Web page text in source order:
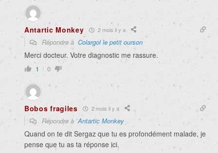
Antartic Monkey 2 mois il y a
Répondre à Colargol le petit ourson
Merci docteur. Votre diagnostic me rassure.
1 0
Bobos fragiles 2 mois il y a
Répondre àAntartic Monkey
Quand on te dit Sergaz que tu es profondément malade, je
pense que tu as ta réponse ici.